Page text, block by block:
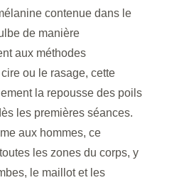
contenue dans le
de manière
aux méthodes
ou le rasage, cette
la repousse des poils
les premières séances.
aux hommes, ce
les zones du corps, y
le maillot et les